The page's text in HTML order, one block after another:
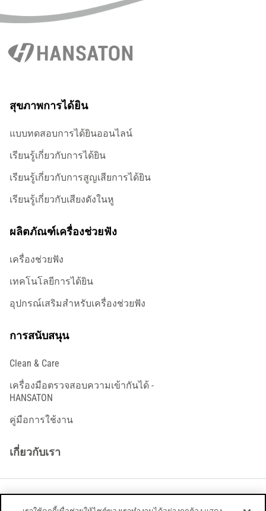
สุขภาพการได้ยิน
แบบทดสอบการได้ยินออนไลน์
เรียนรู้เกี่ยวกับการได้ยิน
เรียนรู้เกี่ยวกับการสูญเสียการได้ยิน
เรียนรู้เกี่ยวกับเสียงดังในหู
ผลิตภัณฑ์เครื่องช่วยฟัง
เครื่องช่วยฟัง
เทคโนโลยีการได้ยิน
อุปกรณ์เสริมสำหรับเครื่องช่วยฟัง
การสนับสนุน
Clean & Care
เครื่องมือตรวจสอบความเข้ากันได้ -
HANSATON
คู่มือการใช้งาน
เกี่ยวกับเรา
ข้อกำหนดและเงื่อนไขทางกฎหมาย